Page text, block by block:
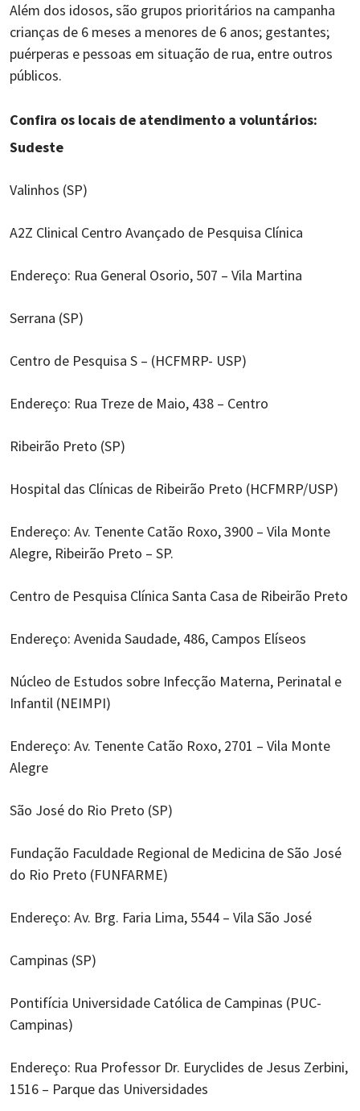
Além dos idosos, são grupos prioritários na campanha
crianças de 6 meses a menores de 6 anos; gestantes;
puérperas e pessoas em situação de rua, entre outros
públicos.
Confira os locais de atendimento a voluntários:
Sudeste
Valinhos (SP)
A2Z Clinical Centro Avançado de Pesquisa Clínica
Endereço: Rua General Osorio, 507 – Vila Martina
Serrana (SP)
Centro de Pesquisa S – (HCFMRP- USP)
Endereço: Rua Treze de Maio, 438 – Centro
Ribeirão Preto (SP)
Hospital das Clínicas de Ribeirão Preto (HCFMRP/USP)
Endereço: Av. Tenente Catão Roxo, 3900 – Vila Monte
Alegre, Ribeirão Preto – SP.
Centro de Pesquisa Clínica Santa Casa de Ribeirão Preto
Endereço: Avenida Saudade, 486, Campos Elíseos
Núcleo de Estudos sobre Infecção Materna, Perinatal e
Infantil (NEIMPI)
Endereço: Av. Tenente Catão Roxo, 2701 – Vila Monte
Alegre
São José do Rio Preto (SP)
Fundação Faculdade Regional de Medicina de São José
do Rio Preto (FUNFARME)
Endereço: Av. Brg. Faria Lima, 5544 – Vila São José
Campinas (SP)
Pontifícia Universidade Católica de Campinas (PUC-
Campinas)
Endereço: Rua Professor Dr. Euryclides de Jesus Zerbini,
1516 – Parque das Universidades